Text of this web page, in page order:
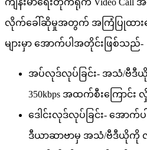
လကခ ဆမအတက အ က ပထ
မမ အကပ အတင ဖစသည-
အပလဒလပ ခင- အသ/ဗဒ
350kbps အထကစကင
ဒ ငလဒလပ ခင- အကပ
ဒယဆဗမ အသ/ဗဒယက